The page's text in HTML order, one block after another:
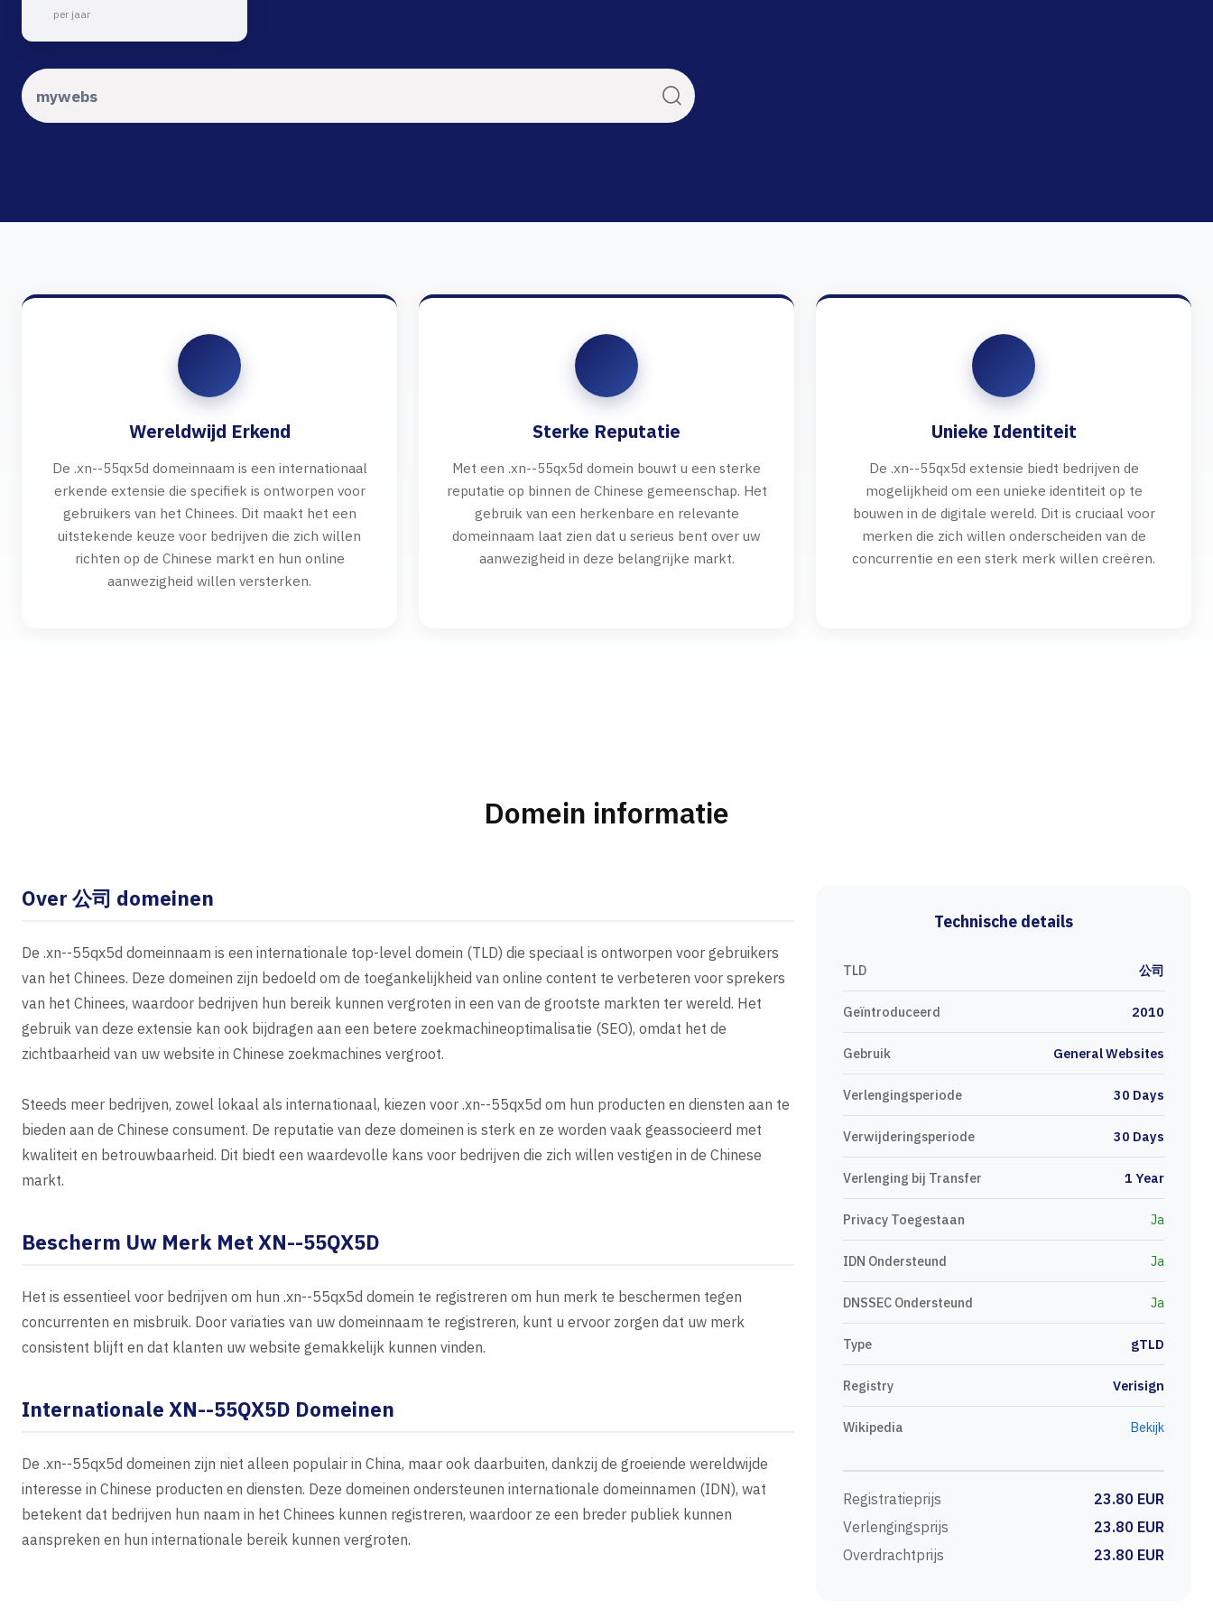
per jaar
Wereldwijd Erkend
De .xn--55qx5d domeinnaam is een internationaal
erkende extensie die specifiek is ontworpen voor
gebruikers van het Chinees. Dit maakt het een
uitstekende keuze voor bedrijven die zich willen
richten op de Chinese markt en hun online
aanwezigheid willen versterken.
Sterke Reputatie
Met een .xn--55qx5d domein bouwt u een sterke
reputatie op binnen de Chinese gemeenschap. Het
gebruik van een herkenbare en relevante
domeinnaam laat zien dat u serieus bent over uw
aanwezigheid in deze belangrijke markt.
Unieke Identiteit
De .xn--55qx5d extensie biedt bedrijven de
mogelijkheid om een unieke identiteit op te
bouwen in de digitale wereld. Dit is cruciaal voor
merken die zich willen onderscheiden van de
concurrentie en een sterk merk willen creëren.
Domein informatie
Over 公司 domeinen
De .xn--55qx5d domeinnaam is een internationale top-level domein (TLD) die speciaal is ontworpen voor gebruikers
van het Chinees. Deze domeinen zijn bedoeld om de toegankelijkheid van online content te verbeteren voor sprekers
van het Chinees, waardoor bedrijven hun bereik kunnen vergroten in een van de grootste markten ter wereld. Het
gebruik van deze extensie kan ook bijdragen aan een betere zoekmachineoptimalisatie (SEO), omdat het de
zichtbaarheid van uw website in Chinese zoekmachines vergroot.
Steeds meer bedrijven, zowel lokaal als internationaal, kiezen voor .xn--55qx5d om hun producten en diensten aan te
bieden aan de Chinese consument. De reputatie van deze domeinen is sterk en ze worden vaak geassocieerd met
kwaliteit en betrouwbaarheid. Dit biedt een waardevolle kans voor bedrijven die zich willen vestigen in de Chinese
markt.
Bescherm Uw Merk Met XN--55QX5D
Het is essentieel voor bedrijven om hun .xn--55qx5d domein te registreren om hun merk te beschermen tegen
concurrenten en misbruik. Door variaties van uw domeinnaam te registreren, kunt u ervoor zorgen dat uw merk
consistent blijft en dat klanten uw website gemakkelijk kunnen vinden.
Internationale XN--55QX5D Domeinen
De .xn--55qx5d domeinen zijn niet alleen populair in China, maar ook daarbuiten, dankzij de groeiende wereldwijde
interesse in Chinese producten en diensten. Deze domeinen ondersteunen internationale domeinnamen (IDN), wat
betekent dat bedrijven hun naam in het Chinees kunnen registreren, waardoor ze een breder publiek kunnen
aanspreken en hun internationale bereik kunnen vergroten.
Technische details
TLD 公司
Geïntroduceerd 2010
Gebruik General Websites
Verlengingsperiode 30 Days
Verwijderingsperiode 30 Days
Verlenging bij Transfer 1 Year
Privacy Toegestaan Ja
IDN Ondersteund Ja
DNSSEC Ondersteund Ja
Type gTLD
Registry Verisign
Wikipedia Bekijk
Registratieprijs
23.80 EUR
Verlengingsprijs
23.80 EUR
Overdrachtprijs
23.80 EUR